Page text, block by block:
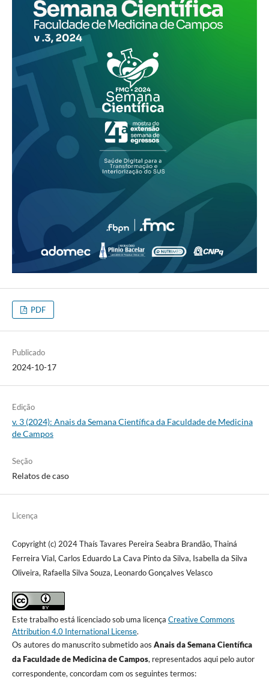
PDF
Publicado
2024-10-17
Edição
v. 3 (2024): Anais da Semana Científica da Faculdade de Medicina
de Campos
Seção
Relatos de caso
Licença
Copyright (c) 2024 Thaís Tavares Pereira Seabra Brandão, Thainá
Ferreira Vial, Carlos Eduardo La Cava Pinto da Silva, Isabella da Silva
Oliveira, Rafaella Silva Souza, Leonardo Gonçalves Velasco
Este trabalho está licenciado sob uma licença Creative Commons
Attribution 4.0 International License.
Os autores do manuscrito submetido aos Anais da Semana Científica
da Faculdade de Medicina de Campos, representados aqui pelo autor
correspondente, concordam com os seguintes termos: